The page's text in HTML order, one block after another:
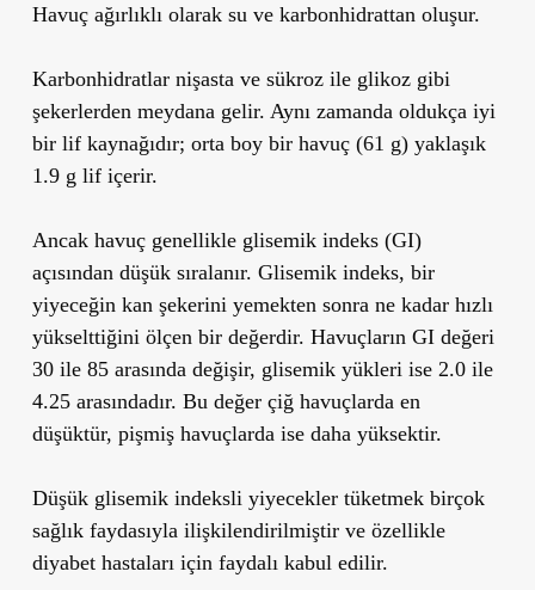
Havuç ağırlıklı olarak su ve karbonhidrattan oluşur.
Karbonhidratlar nişasta ve sükroz ile glikoz gibi
şekerlerden meydana gelir. Aynı zamanda oldukça iyi
bir lif kaynağıdır; orta boy bir havuç (61 g) yaklaşık
1.9 g lif içerir.
Ancak havuç genellikle glisemik indeks (GI)
açısından düşük sıralanır. Glisemik indeks, bir
yiyeceğin kan şekerini yemekten sonra ne kadar hızlı
yükselttiğini ölçen bir değerdir. Havuçların GI değeri
30 ile 85 arasında değişir, glisemik yükleri ise 2.0 ile
4.25 arasındadır. Bu değer çiğ havuçlarda en
düşüktür, pişmiş havuçlarda ise daha yüksektir.
Düşük glisemik indeksli yiyecekler tüketmek birçok
sağlık faydasıyla ilişkilendirilmiştir ve özellikle
diyabet hastaları için faydalı kabul edilir.